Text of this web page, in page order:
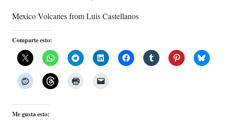
Mexico Volcanes from Luis Castellanos
Comparte esto:
Me gusta esto: